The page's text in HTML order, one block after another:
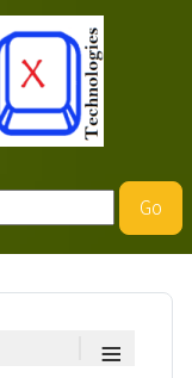
Go
≡